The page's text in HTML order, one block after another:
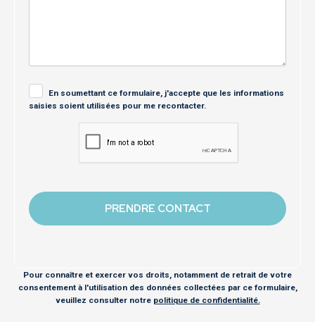
En soumettant ce formulaire, j'accepte que les informations
saisies soient utilisées pour me recontacter.
Pour connaître et exercer vos droits, notamment de retrait de votre
consentement à l'utilisation des données collectées par ce formulaire,
veuillez consulter notre politique de confidentialité.